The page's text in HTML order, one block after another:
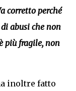
corretto perché
abusi che non
più fragile, non
inoltre fatto